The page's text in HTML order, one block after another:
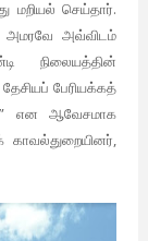
மறியல் செய்தார்.
அமரவே அவ்விடம்
நிலையத்தின்
பேரியக்கத்
என ஆவேசமாக
காவல்துறையினர்,